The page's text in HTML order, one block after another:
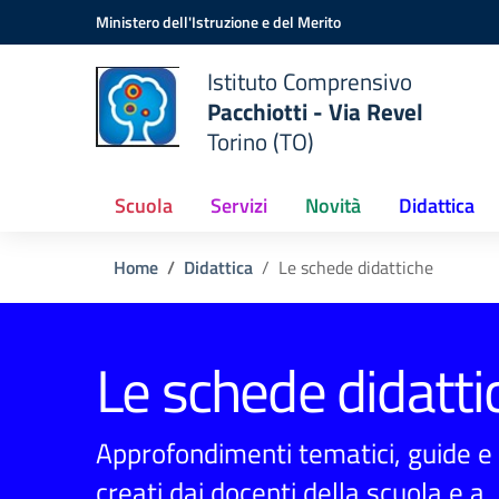
Vai ai contenuti
Vai al menu di navigazioneMinistero dell'Istruzione e del Merito
Istituto Comprensivo
Pacchiotti - Via Revel
Torino (TO)
Scuola Servizi Novità Didattica
Home Didattica Le schede didattiche
Le schede
Approfondimenti tematici, guide e